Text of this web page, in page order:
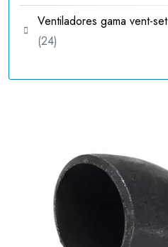
productos
Ventiladores gama vent-set
2424